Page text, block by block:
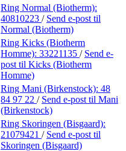
Ring Normal (Biotherm):
40810223 / Send e-post til
Normal (Biotherm)
Ring Kicks (Biotherm
Homme): 33221135 / Send e-
post til Kicks (Biotherm
Homme)
Ring Mani (Birkenstock): 48
84 97 22 / Send e-post til Mani
(Birkenstock)
Ring Skoringen (Bisgaard):
21079421 / Send e-post til
Skoringen (Bisgaard)